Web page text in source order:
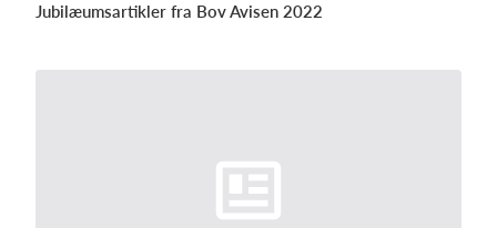
Jubilæumsartikler fra Bov Avisen 2022